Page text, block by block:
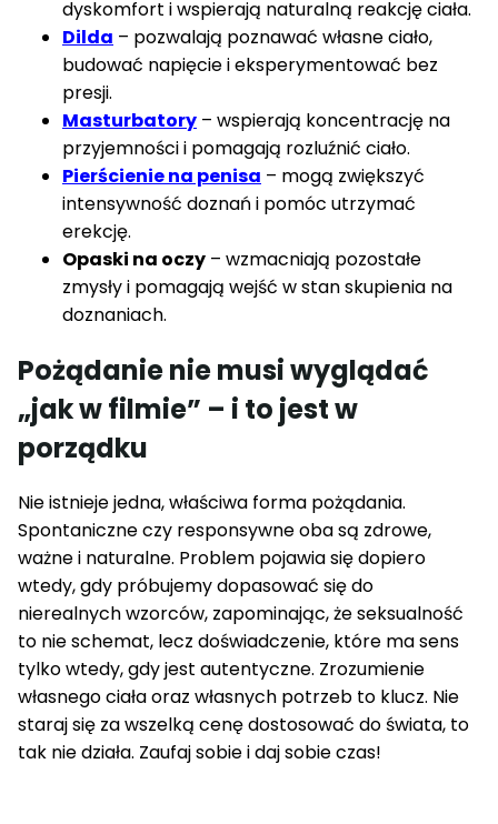
dyskomfort i wspierają naturalną reakcję ciała.
Dilda – pozwalają poznawać własne ciało,
budować napięcie i eksperymentować bez
presji.
Masturbatory – wspierają koncentrację na
przyjemności i pomagają rozluźnić ciało.
Pierścienie na penisa – mogą zwiększyć
intensywność doznań i pomóc utrzymać
erekcję.
Opaski na oczy – wzmacniają pozostałe
zmysły i pomagają wejść w stan skupienia na
doznaniach.
Pożądanie nie musi wyglądać
„jak w filmie” – i to jest w
porządku
Nie istnieje jedna, właściwa forma pożądania.
Spontaniczne czy responsywne oba są zdrowe,
ważne i naturalne. Problem pojawia się dopiero
wtedy, gdy próbujemy dopasować się do
nierealnych wzorców, zapominając, że seksualność
to nie schemat, lecz doświadczenie, które ma sens
tylko wtedy, gdy jest autentyczne. Zrozumienie
własnego ciała oraz własnych potrzeb to klucz. Nie
staraj się za wszelką cenę dostosować do świata, to
tak nie działa. Zaufaj sobie i daj sobie czas!